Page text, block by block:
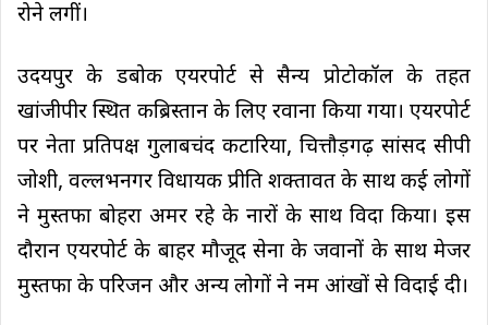
रोने लगीं।
उदयपुर के डबोक एयरपोर्ट से सैन्य प्रोटोकॉल के तहत
खांजीपीर स्थित कब्रिस्तान के लिए रवाना किया गया। एयरपोर्ट
पर नेता प्रतिपक्ष गुलाबचंद कटारिया, चित्तौड़गढ़ सांसद सीपी
जोशी, वल्लभनगर विधायक प्रीति शक्तावत के साथ कई लोगों
ने मुस्तफा बोहरा अमर रहे के नारों के साथ विदा किया। इस
दौरान एयरपोर्ट के बाहर मौजूद सेना के जवानों के साथ मेजर
मुस्तफा के परिजन और अन्य लोगों ने नम आंखों से विदाई दी।